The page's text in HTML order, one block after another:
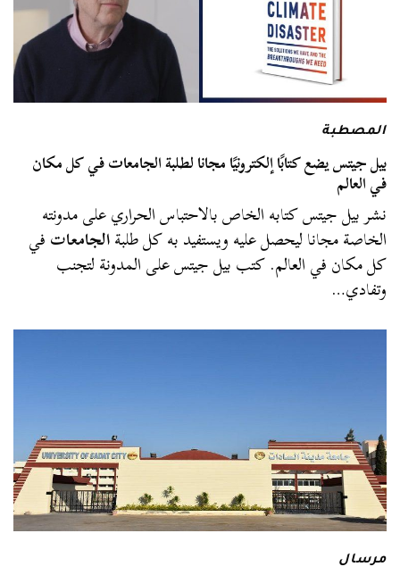
المصطبة
بيل جيتس يضع كتابًا إلكترونيًا مجانا لطلبة الجامعات في كل مكان
في العالم
نشر بيل جيتس كتابه الخاص بالاحتباس الحراري على مدونته
الخاصة مجانا ليحصل عليه ويستفيد به كل طلبةالجامعاتفي
كل مكان في العالم. كتب بيل جيتس على المدونة لتجنب
وتفادي…
مرسال